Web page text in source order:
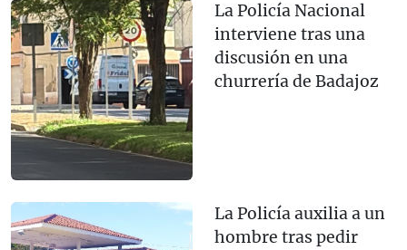
La Policía Nacional
interviene tras una
discusión en una
churrería de Badajoz
La Policía auxilia a un
hombre tras pedir